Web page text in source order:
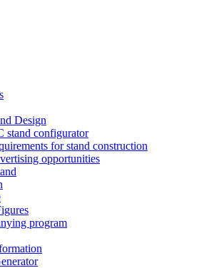
Design
stand configurator
for stand construction
opportunities
program